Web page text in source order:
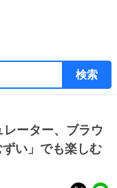
検索
ーター、ブラウ
い」でも楽しむ